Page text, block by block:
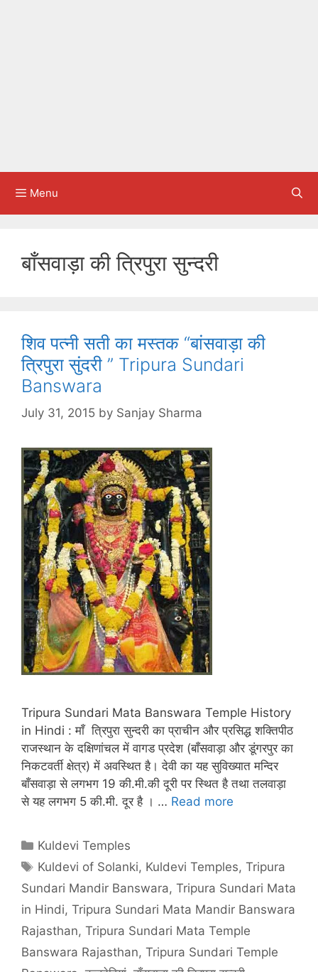
Menu
बाँसवाड़ा की त्रिपुरा सुन्दरी
शिव पत्नी सती का मस्तक “बांसवाड़ा की
त्रिपुरा सुंदरी ” Tripura Sundari
Banswara
July 31, 2015 by Sanjay Sharma
Tripura Sundari Mata Banswara Temple History
in Hindi : माँ त्रिपुरा सुन्दरी का प्राचीन और प्रसिद्ध शक्तिपीठ
राजस्थान के दक्षिणांचल में वागड प्रदेश (बाँसवाड़ा और डूंगरपुर का
निकटवर्ती क्षेत्र) में अवस्थित है। देवी का यह सुविख्यात मन्दिर
बाँसवाड़ा से लगभग 19 की.मी.की दूरी पर स्थित है तथा तलवाड़ा
से यह लगभग 5 की.मी. दूर है । … Read more
Categories
Kuldevi Temples
Tags
Kuldevi of Solanki, Kuldevi Temples,Tripura
Sundari Mandir Banswara, Tripura Sundari Mata
in Hindi, Tripura Sundari Mata Mandir Banswara
Rajasthan, Tripura Sundari Mata Temple
Banswara Rajasthan, Tripura Sundari Temple